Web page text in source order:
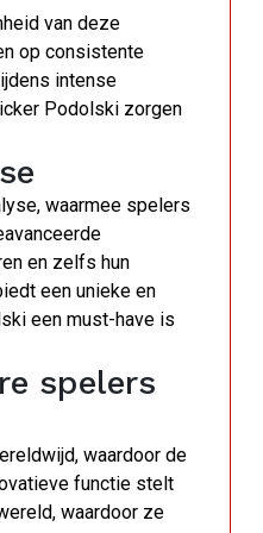
van deze
op consistente
intense
Podolski zorgen
waarmee spelers
en zelfs hun
een unieke en
een must-have is
spelers
waardoor de
functie stelt
waardoor ze